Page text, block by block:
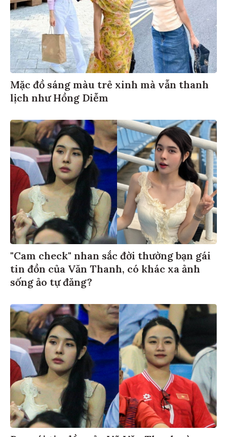
Mặc đồ sáng màu trẻ xinh mà vẫn thanh
lịch như Hồng Diễm
"Cam check" nhan sắc đời thường bạn gái
tin đồn của Văn Thanh, có khác xa ảnh
sống ảo tự đăng?